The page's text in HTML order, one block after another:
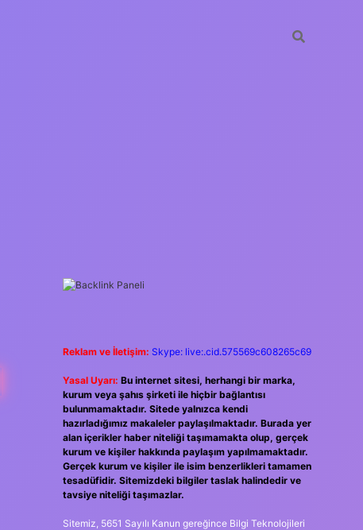
SIDEBAR
Reklam ve İletişim: Skype: live:.cid.575569c608265c69
Yasal Uyarı: Bu internet sitesi, herhangi bir marka,
kurum veya şahıs şirketi ile hiçbir bağlantısı
bulunmamaktadır. Sitede yalnızca kendi
hazırladığımız makaleler paylaşılmaktadır. Burada yer
alan içerikler haber niteliği taşımamakta olup, gerçek
kurum ve kişiler hakkında paylaşım yapılmamaktadır.
Gerçek kurum ve kişiler ile isim benzerlikleri tamamen
tesadüfidir. Sitemizdeki bilgiler taslak halindedir ve
tavsiye niteliği taşımazlar.
Sitemiz, 5651 Sayılı Kanun gereğince Bilgi Teknolojileri